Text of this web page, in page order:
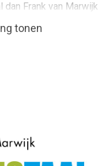
Frank van
Hij geeft
van de bestsellers
language;
tonen